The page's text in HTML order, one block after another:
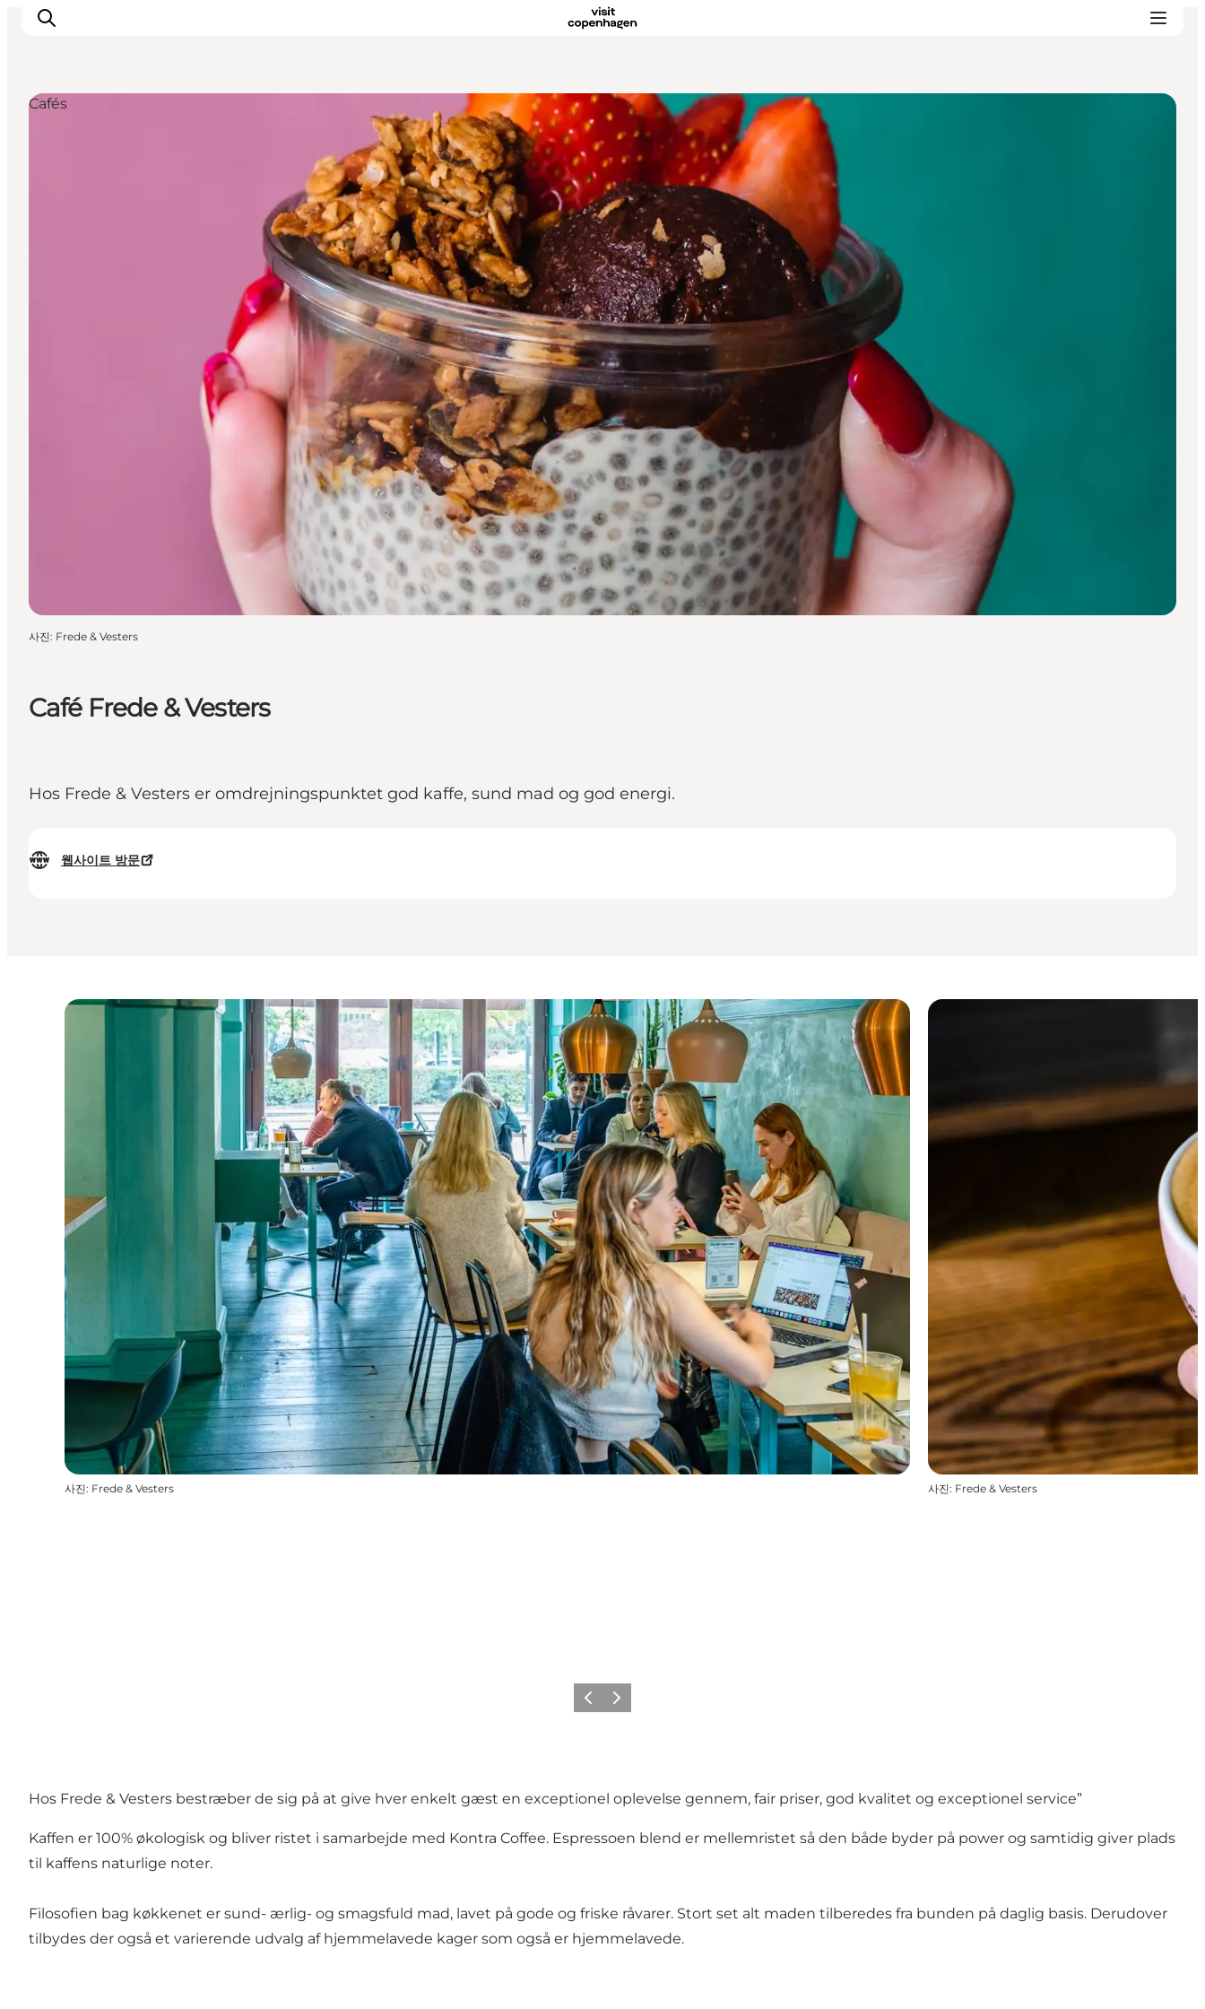
Café Frede & Vesters
Hos Frede & Vesters er omdrejningspunktet god kaffe, sund mad og god energi.
웹사이트 방문
Cafés
사진: Frede & Vesters
사진: Frede & Vesters 사진: Frede & Vesters
이전 다음
Hos Frede & Vesters bestræber de sig på at give hver enkelt gæst en exceptionel oplevelse gennem, fair priser, god kvalitet og exceptionel service”
Kaffen er 100% økologisk og bliver ristet i samarbejde med Kontra Coffee. Espressoen blend er mellemristet så den både byder på power og samtidig giver plads
til kaffens naturlige noter.
Filosofien bag køkkenet er sund- ærlig- og smagsfuld mad, lavet på gode og friske råvarer. Stort set alt maden tilberedes fra bunden på daglig basis. Derudover
tilbydes der også et varierende udvalg af hjemmelavede kager som også er hjemmelavede.